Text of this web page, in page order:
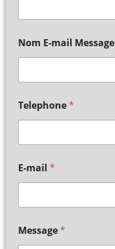
Nom E-mail Message
Telephone*
E-mail *
Message*